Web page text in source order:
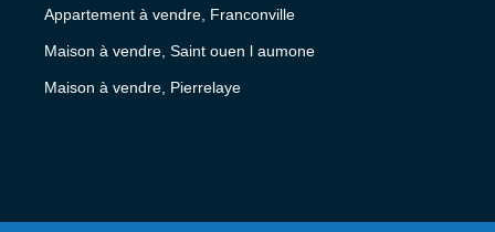
Appartement à vendre, Franconville
Maison à vendre, Saint ouen l aumone
Maison à vendre, Pierrelaye